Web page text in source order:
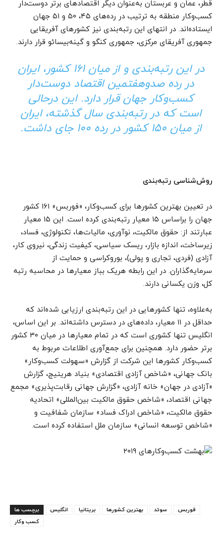
قطر، عمان و عربستان به‌عنوان دیگر اقتصاد‌های برتر دوست‌دار
کسب‌وکار منطقه به ترتیب در رده‌های ۴۵، ۵۰ و ۵۱ جهان
ایستاده‌اند. در انتهای این رتبه‌بندی نیز کشور‌های آفریقایی
جمهوری آفریقای مرکزی، جمهوری کنگو و گینه‌بیسائو قرار دارند.
در این رتبه‌بندی و از میان ۱۶۱ کشور، ایران
در رده صدوهفتمین اقتصاد دوست‌دار
کسب‌وکار جهان قرار دارد. این درحالی
است که در رتبه‌بندی سال گذشته، ایران
از میان ۱۵۰ کشور در رده ۱۰۰ جای داشت.
روش‌شناسی رتبه‌بندی
در تعیین بهترین کشور‌ها برای کسب‌وکار، «فوربس» ۱۶۱ کشور
جهان را براساس ۱۵ معیار رتبه‌بندی کرده است. این ۱۵ معیار
عبارتند از: حقوق مالکیت، نوآوری، مالیات‌ها، تکنولوژی، فساد،
زیرساخت، اندازه بازار، ریسک سیاسی، کیفیت زندگی، نیروی کار،
آزادی (فردی، تجاری و پولی)، بوروکراسی و حمایت از
سرمایه‌گذاران. در این رابطه هریک بباز معیار‌ها در محاسبه رتبه
کل، وزن یکسانی دارند.
به‌علاوه، تنها کشور‌هایی در این رتبه‌بندی ارزیابی شده‌اند که
حداقل در ۱۱ معیار، داده‌های در دسترس داشته‌اند. بر این اساس،
انگلیس تنها کشوری است که در تمام معیار‌ها در میان ۳۰ کشور
برتر حضور دارد. همچنین برای جمع‌آوری اطلاعات مربوط به
کسب‌وکار کشور‌ها این شرکت از گزارش «سهولت کسب‌وکار»
بانک جهانی، «شاخص آزادی اقتصادی» بنیاد هریتیج، گزارش
«آزادی در جهان» خانه آزادی، «گزارش جهانی رقابت‌پذیری» مجمع
جهانی اقتصاد، «شاخص حقوق مالکیت بین‌المللی» اتحادیه
حقوق مالکیت، «شاخص ادراک فساد» سازمان شفافیت و
«شاخص توسعه انسانی» سازمان ملل استفاده کرده است.
برچسب ها انگلیس بریتانیا بهترین کشورها سوئد
فوربس
کسب وکار